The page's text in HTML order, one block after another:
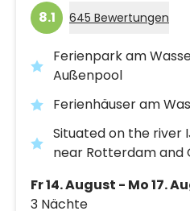
8.1 645 Bewertungen
Ferienpark am
Außenpool
Ferienhäuser am
Situated on the river
near Rotterdam and
Fr 14. August - Mo 17.
3 Nächte